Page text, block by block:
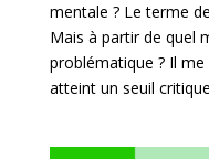
mentale ? Le terme
Mais à partir de quel
problématique ? Il
atteint un seuil